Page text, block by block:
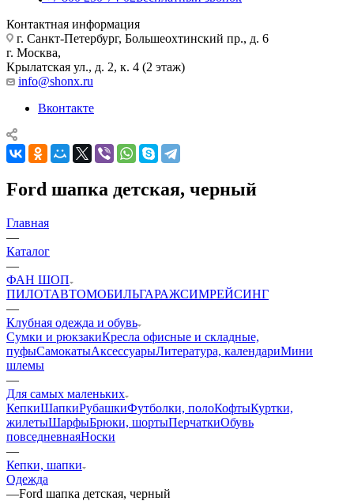
Контактная информация
г. Санкт-Петербург, Большеохтинский пр., д. 6
г. Москва,
Крылатская ул., д. 2, к. 4 (2 этаж)
info@shonx.ru
Вконтакте
Ford шапка детская, черный
Главная
—
Каталог
—
ФАН ШОП
ПИЛОТАВТОМОБИЛЬГАРАЖСИМРЕЙСИНГ
—
Клубная одежда и обувь
Сумки и рюкзакиКресла офисные и складные,
пуфыСамокатыАксессуарыЛитература, календариМини
шлемы
—
Для самых маленьких
КепкиШапкиРубашкиФутболки, полоКофтыКуртки,
жилетыШарфыБрюки, шортыПерчаткиОбувь
повседневнаяНоски
—
Кепки, шапки
Одежда
—Ford шапка детская, черный